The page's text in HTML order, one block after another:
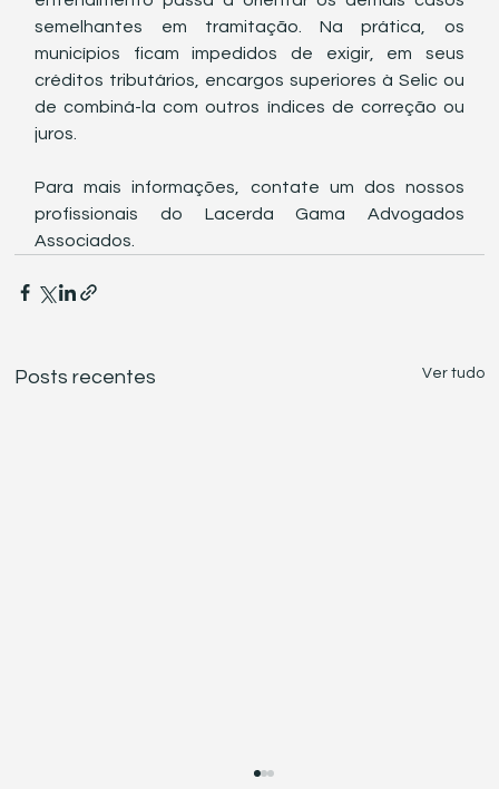
semelhantes em tramitação. Na prática, os
municípios ficam impedidos de exigir, em seus
créditos tributários, encargos superiores à Selic ou
de combiná-la com outros índices de correção ou
juros.
Para mais informações, contate um dos nossos
profissionais do Lacerda Gama Advogados
Associados.
Posts recentes Ver tudo